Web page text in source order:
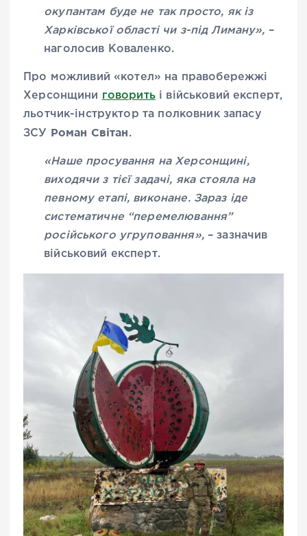
окупантам буде не так просто, як із
Харківської області чи з-під Лиману», –
наголосив Коваленко.
Про можливий «котел» на правобережжі
Херсонщини говоритьі військовий експерт,
льотчик-інструктор та полковник запасу
ЗСУ Роман Світан .
«Наше просування на Херсонщині,
виходячи з тієї задачі, яка стояла на
певному етапі, виконане. Зараз іде
систематичне “перемелювання”
російського угруповання»,– зазначив
військовий експерт.